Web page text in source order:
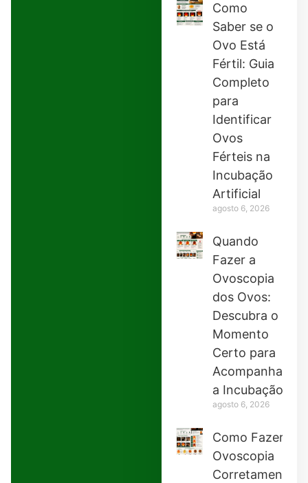
Como
Saber se o
Ovo Está
Fértil: Guia
Completo
para
Identificar
Ovos
Férteis na
Incubação
Artificial
agosto 6, 2026
Quando
Fazer a
Ovoscopia
dos Ovos:
Descubra o
Momento
Certo para
Acompanhar
a Incubação
agosto 6, 2026
Como Fazer
Ovoscopia
Corretamente: